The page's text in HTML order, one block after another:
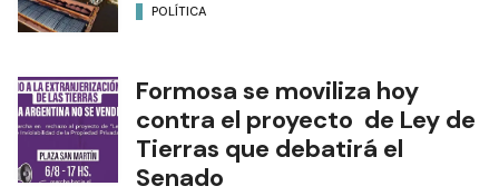
POLÍTICA
Formosa se moviliza hoy
contra el proyecto de Ley de
Tierras que debatirá el
Senado